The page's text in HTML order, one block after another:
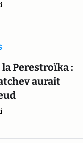
la Perestroïka :
aurait